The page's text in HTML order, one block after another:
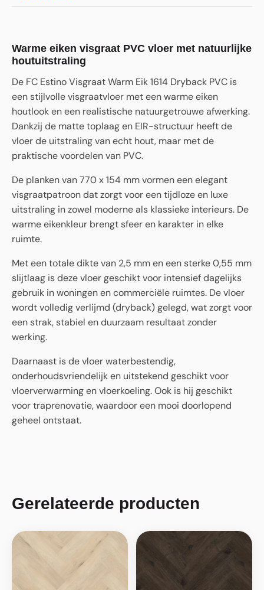
Warme eiken visgraat PVC vloer met natuurlijke
houtuitstraling
De FC Estino Visgraat Warm Eik 1614 Dryback PVC is
een stijlvolle visgraatvloer met een warme eiken
houtlook en een realistische natuurgetrouwe afwerking.
Dankzij de matte toplaag en EIR-structuur heeft de
vloer de uitstraling van echt hout, maar met de
praktische voordelen van PVC.
De planken van 770 x 154 mm vormen een elegant
visgraatpatroon dat zorgt voor een tijdloze en luxe
uitstraling in zowel moderne als klassieke interieurs. De
warme eikenkleur brengt sfeer en karakter in elke
ruimte.
Met een totale dikte van 2,5 mm en een sterke 0,55 mm
slijtlaag is deze vloer geschikt voor intensief dagelijks
gebruik in woningen en commerciële ruimtes. De vloer
wordt volledig verlijmd (dryback) gelegd, wat zorgt voor
een strak, stabiel en duurzaam resultaat zonder
werking.
Daarnaast is de vloer waterbestendig,
onderhoudsvriendelijk en uitstekend geschikt voor
vloerverwarming en vloerkoeling. Ook is hij geschikt
voor traprenovatie, waardoor een mooi doorlopend
geheel ontstaat.
Gerelateerde producten